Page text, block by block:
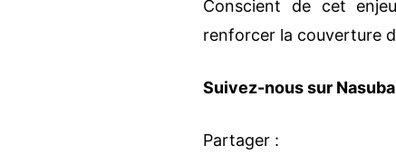
Conscient de cet
renforcer la couverture
Suivez-nous sur
Partager :